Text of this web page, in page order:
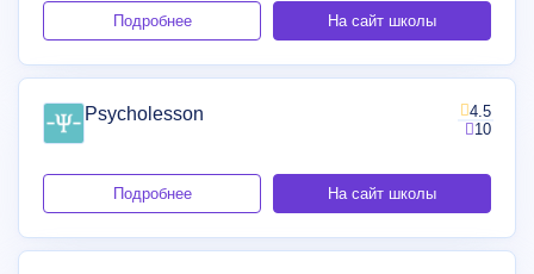
Подробнее На сайт школы
Psycholesson
4.5
10
Подробнее На сайт школы